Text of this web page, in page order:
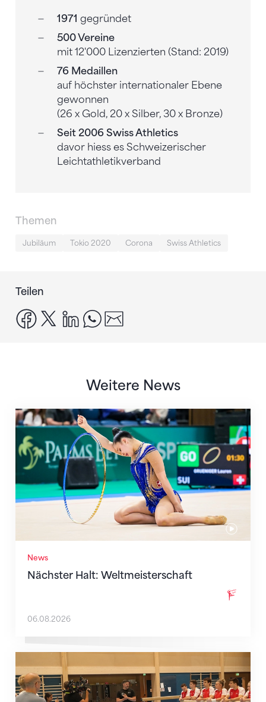
1971 gegründet
500 Vereine
mit 12'000 Lizenzierten (Stand: 2019)
76 Medaillen
auf höchster internationaler Ebene
gewonnen
(26 x Gold, 20 x Silber, 30 x Bronze)
Seit 2006 Swiss Athletics
davor hiess es Schweizerischer
Leichtathletikverband
Themen
Jubiläum Tokio 2020 Corona Swiss Athletics
Teilen
facebook
x linkedinwhatsapp
Weitere News
News
Nächster Halt: Weltmeisterschaft
Nächster Halt: Weltmeisterschaft
06.08.2026
Mit klaren Zielen nach Zagreb